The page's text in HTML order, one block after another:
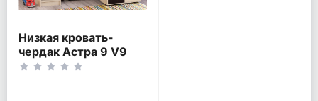
Низкая кровать-
чердак Астра 9 V9
Дуб молочный/Венге